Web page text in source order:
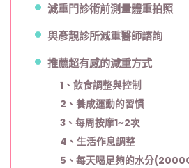
減重門診術前測量體重拍照
與彥靚診所減重醫師諮詢
推薦超有感的減重方式
1、飲食調整與控制
2 、養成運動的習慣
3 、每周按摩1~2次
4 、生活作息調整
5 、每天喝足夠的水分